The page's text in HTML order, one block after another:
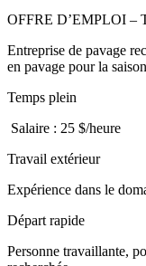
OFFRE D’EMPLOI –
Entreprise de pavage
en pavage pour la
Temps plein
Salaire : 25 $/heure
Travail extérieur
Expérience dans le
Départ rapide
Personne travaillante,